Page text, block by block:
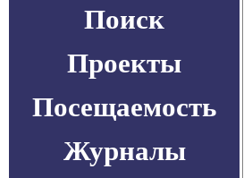
Поиск
Проекты
Посещаемость
Журналы